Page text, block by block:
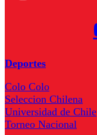
Deportes
Colo Colo
Seleccion Chilena
Universidad de Chile
Torneo Nacional